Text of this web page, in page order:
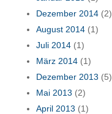
Dezember 2014(2)
August 2014(1)
Juli 2014(1)
März 2014(1)
Dezember 2013 (5)
Mai 2013 (2)
April 2013 (1)